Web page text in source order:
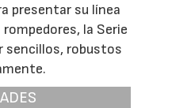
presentar su línea
la Serie
sencillos, robustos